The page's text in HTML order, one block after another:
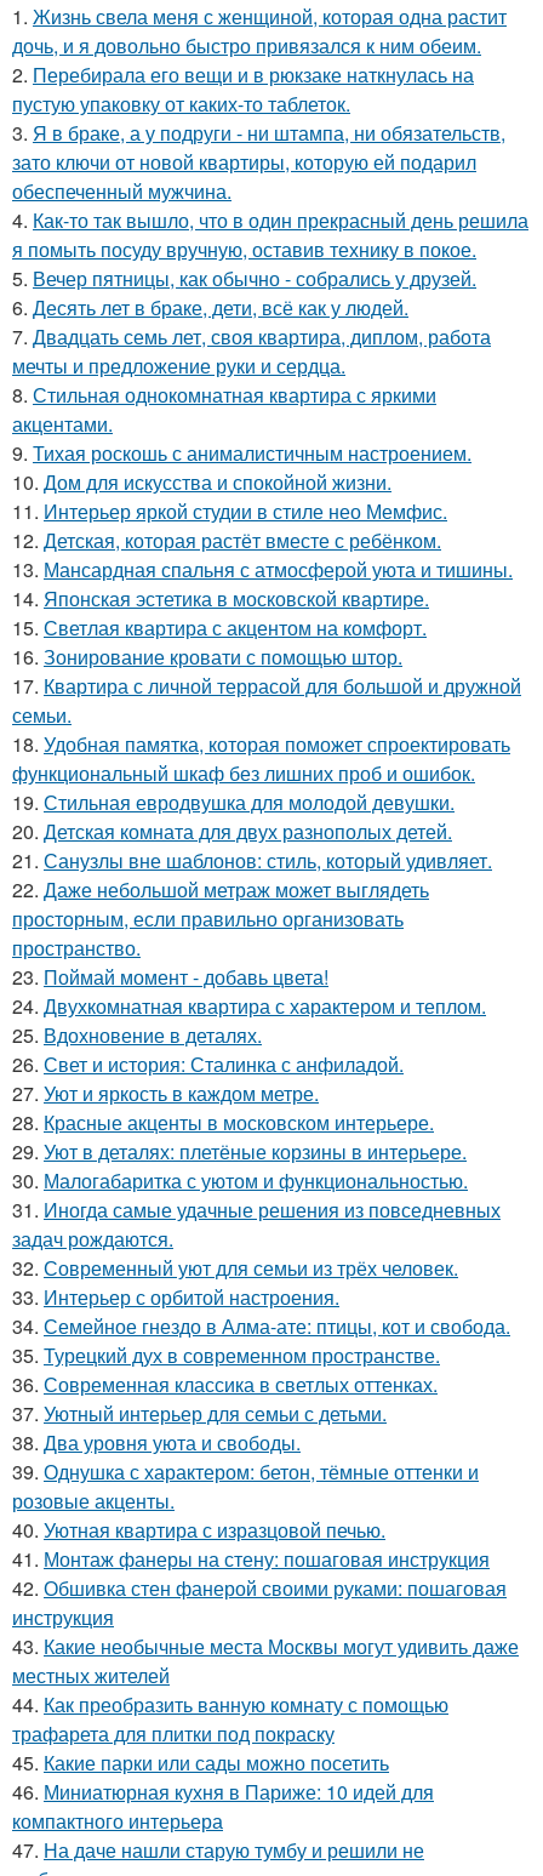
1. Жизнь свела меня с женщиной, которая одна растит
дочь, и я довольно быстро привязался к ним обеим.
2. Перебирала его вещи и в рюкзаке наткнулась на
пустую упаковку от каких-то таблеток.
3. Я в браке, а у подруги - ни штампа, ни обязательств,
зато ключи от новой квартиры, которую ей подарил
обеспеченный мужчина.
4. Как-то так вышло, что в один прекрасный день решила
я помыть посуду вручную, оставив технику в покое.
5. Вечер пятницы, как обычно - собрались у друзей.
6. Десять лет в браке, дети, всё как у людей.
7. Двадцать семь лет, своя квартира, диплом, работа
мечты и предложение руки и сердца.
8. Стильная однокомнатная квартира с яркими
акцентами.
9. Тихая роскошь с анималистичным настроением.
10. Дом для искусства и спокойной жизни.
11. Интерьер яркой студии в стиле нео Мемфис.
12. Детская, которая растёт вместе с ребёнком.
13. Мансардная спальня с атмосферой уюта и тишины.
14. Японская эстетика в московской квартире.
15. Светлая квартира с акцентом на комфорт.
16. Зонирование кровати с помощью штор.
17. Квартира с личной террасой для большой и дружной
семьи.
18. Удобная памятка, которая поможет спроектировать
функциональный шкаф без лишних проб и ошибок.
19. Стильная евродвушка для молодой девушки.
20. Детская комната для двух разнополых детей.
21. Санузлы вне шаблонов: стиль, который удивляет.
22. Даже небольшой метраж может выглядеть
просторным, если правильно организовать
пространство.
23. Поймай момент - добавь цвета!
24. Двухкомнатная квартира с характером и теплом.
25. Вдохновение в деталях.
26. Свет и история: Сталинка с анфиладой.
27. Уют и яркость в каждом метре.
28. Красные акценты в московском интерьере.
29. Уют в деталях: плетёные корзины в интерьере.
30. Малогабаритка с уютом и функциональностью.
31. Иногда самые удачные решения из повседневных
задач рождаются.
32. Современный уют для семьи из трёх человек.
33. Интерьер с орбитой настроения.
34. Семейное гнездо в Алма-ате: птицы, кот и свобода.
35. Турецкий дух в современном пространстве.
36. Современная классика в светлых оттенках.
37. Уютный интерьер для семьи с детьми.
38. Два уровня уюта и свободы.
39. Однушка с характером: бетон, тёмные оттенки и
розовые акценты.
40. Уютная квартира с изразцовой печью.
41. Монтаж фанеры на стену: пошаговая инструкция
42. Обшивка стен фанерой своими руками: пошаговая
инструкция
43. Какие необычные места Москвы могут удивить даже
местных жителей
44. Как преобразить ванную комнату с помощью
трафарета для плитки под покраску
45. Какие парки или сады можно посетить
46. Миниатюрная кухня в Париже: 10 идей для
компактного интерьера
47. На даче нашли старую тумбу и решили не